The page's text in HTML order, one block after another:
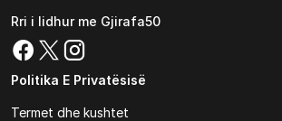
Rri i lidhur me Gjirafa50
Politika E Privatësisë
Termet dhe kushtet